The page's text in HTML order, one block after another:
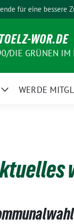
für eine bessere
WOR.DE
DIE GRÜNEN IM
ZeigeWERDE